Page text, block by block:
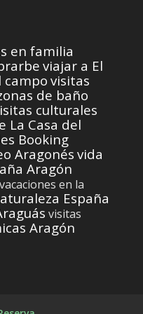
en familia
viajar a El
campo visitas
de baño
culturales
La Casa del
Booking
Aragonés vida
Aragón
vacaciones en la
España
visitas
Aragón